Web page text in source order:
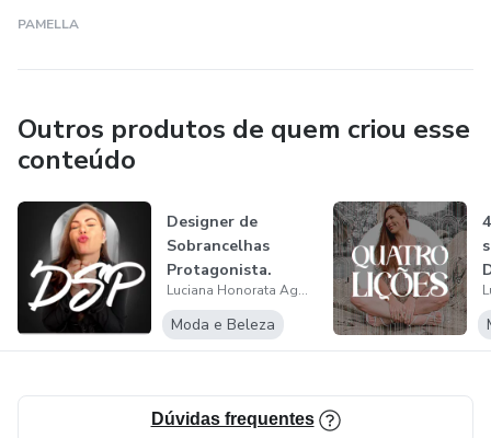
PAMELLA
Outros produtos de quem criou esse
conteúdo
Designer de
Sobrancelhas
Protagonista.
Luciana Honorata Agostinho
Moda e Beleza
Dúvidas frequentes